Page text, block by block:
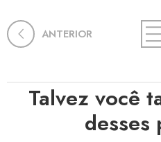
ANTERIOR
Talvez você
desses